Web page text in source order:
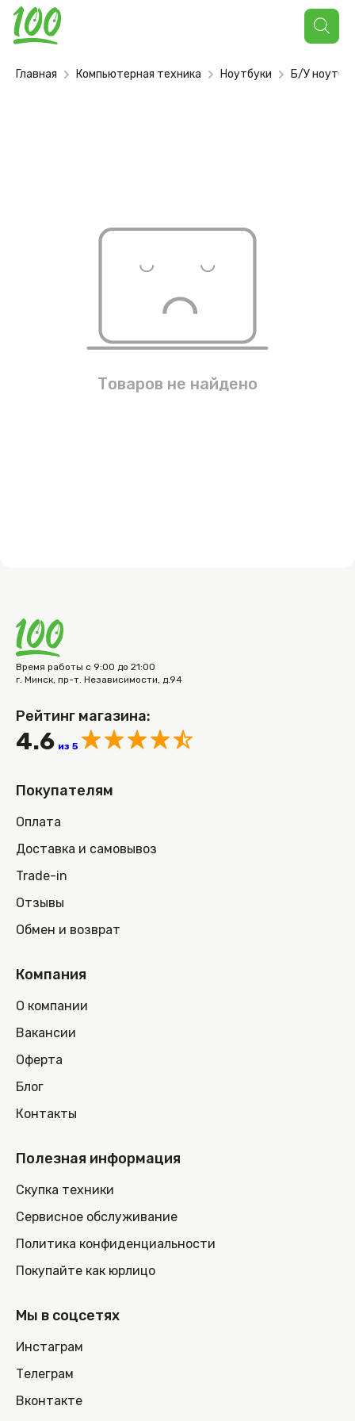
Поиск
товаров
Главная Компьютерная техника Ноутбуки Б/У
Товаров не найдено
Время работы с 9:00 до 21:00
г. Минск, пр-т. Независимости, д.94
Рейтинг магазина:
4.6 из 5
Покупателям
Оплата
Доставка и самовывоз
Trade-in
Отзывы
Обмен и возврат
Компания
О компании
Вакансии
Оферта
Блог
Контакты
Полезная информация
Скупка техники
Сервисное обслуживание
Политика конфиденциальности
Покупайте как юрлицо
Мы в соцсетях
Инстаграм
Телеграм
Вконтакте